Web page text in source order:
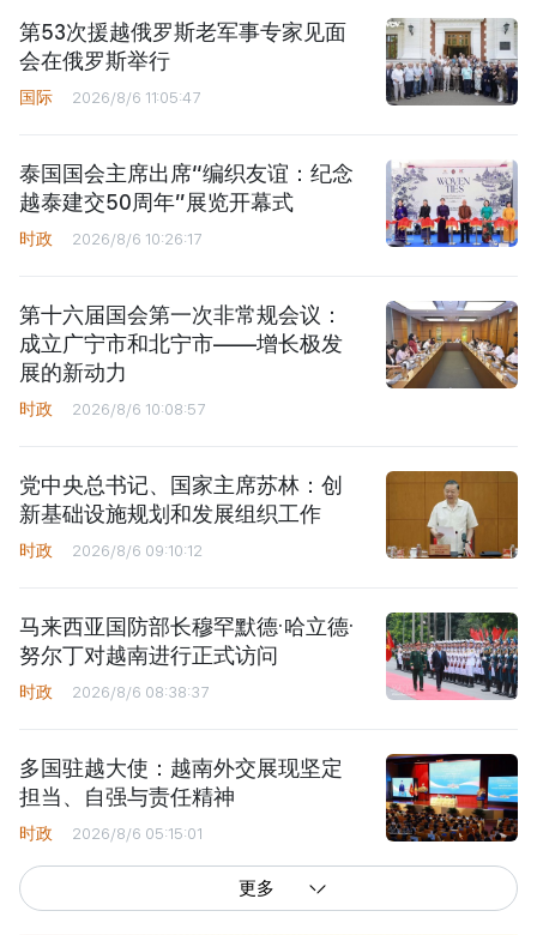
第53次援越俄罗斯老军事专家见面
会在俄罗斯举行
国际 2026/8/6 11:05:47
泰国国会主席出席“编织友谊：纪念
越泰建交50周年”展览开幕式
时政 2026/8/6 10:26:17
第十六届国会第一次非常规会议：
成立广宁市和北宁市——增长极发
展的新动力
时政 2026/8/6 10:08:57
党中央总书记、国家主席苏林：创
新基础设施规划和发展组织工作
时政 2026/8/6 09:10:12
马来西亚国防部长穆罕默德·哈立德·
努尔丁对越南进行正式访问
时政 2026/8/6 08:38:37
多国驻越大使：越南外交展现坚定
担当、自强与责任精神
时政 2026/8/6 05:15:01
更多